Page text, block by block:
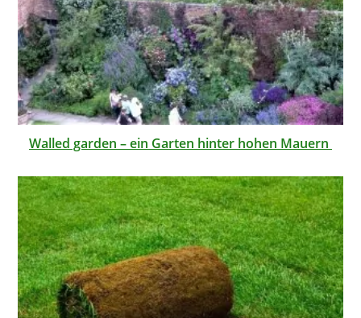
Walled garden – ein Garten hinter hohen Mauern